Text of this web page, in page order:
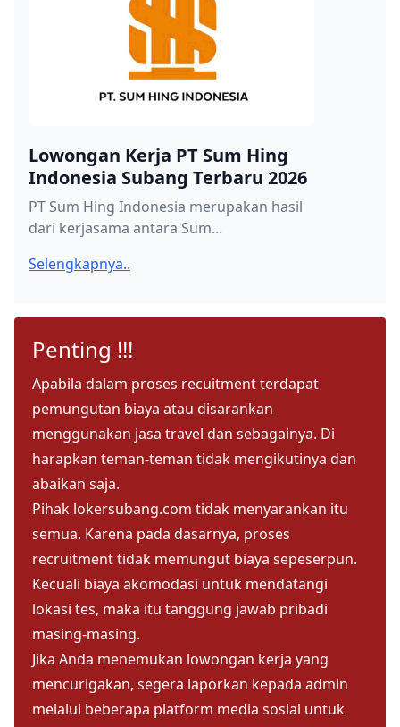
Lowongan Kerja PT Sum Hing
Indonesia Subang Terbaru 2026
PT Sum Hing Indonesia merupakan hasil
dari kerjasama antara Sum...
Selengkapnya..
Penting !!!
Apabila dalam proses recuitment terdapat
pemungutan biaya atau disarankan
menggunakan jasa travel dan sebagainya. Di
harapkan teman-teman tidak mengikutinya dan
abaikan saja.
Pihak lokersubang.com tidak menyarankan itu
semua. Karena pada dasarnya, proses
recruitment tidak memungut biaya sepeserpun.
Kecuali biaya akomodasi untuk mendatangi
lokasi tes, maka itu tanggung jawab pribadi
masing-masing.
Jika Anda menemukan lowongan kerja yang
mencurigakan, segera laporkan kepada admin
melalui beberapa platform media sosial untuk